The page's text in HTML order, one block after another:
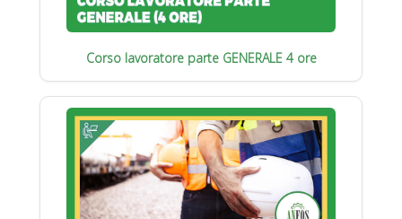
Corso lavoratore parte GENERALE 4 ore